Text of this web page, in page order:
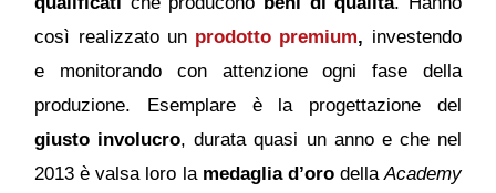
così realizzato un prodotto premium, investendo
e monitorando con attenzione ogni fase della
produzione. Esemplare è la progettazione del
giusto involucro, durata quasi un anno e che nel
2013 è valsa loro la medaglia d’orodella Academy